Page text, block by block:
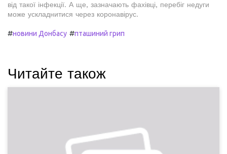
від такої інфекції. А ще, зазначають фахівці, перебіг недуги
може ускладнитися через коронавірус.
#новини Донбасу #пташиний грип
Читайте також